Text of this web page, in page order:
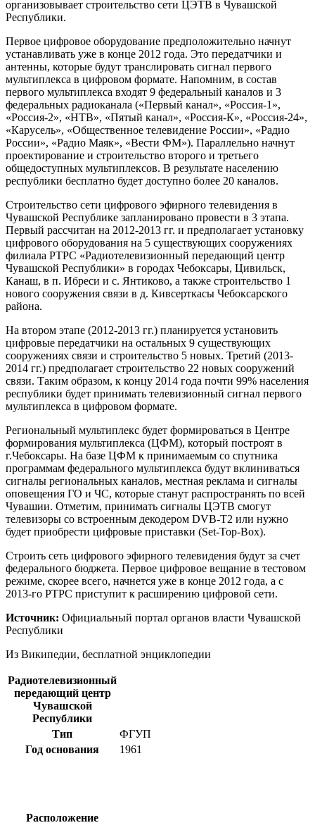
организовывает строительство сети ЦЭТВ в Чувашской
Республики.
Первое цифровое оборудование предположительно начнут
устанавливать уже в конце 2012 года. Это передатчики и
антенны, которые будут транслировать сигнал первого
мультиплекса в цифровом формате. Напомним, в состав
первого мультиплекса входят 9 федеральный каналов и 3
федеральных радиоканала («Первый канал», «Россия-1»,
«Россия-2», «НТВ», «Пятый канал», «Россия-К», «Россия-24»,
«Карусель», «Общественное телевидение России», «Радио
России», «Радио Маяк», «Вести ФМ»). Параллельно начнут
проектирование и строительство второго и третьего
общедоступных мультиплексов. В результате населению
республики бесплатно будет доступно более 20 каналов.
Строительство сети цифрового эфирного телевидения в
Чувашской Республике запланировано провести в 3 этапа.
Первый рассчитан на 2012-2013 гг. и предполагает установку
цифрового оборудования на 5 существующих сооружениях
филиала РТРС «Радиотелевизионный передающий центр
Чувашской Республики» в городах Чебоксары, Цивильск,
Канаш, в п. Ибреси и с. Янтиково, а также строительство 1
нового сооружения связи в д. Кивсерткасы Чебоксарского
района.
На втором этапе (2012-2013 гг.) планируется установить
цифровые передатчики на остальных 9 существующих
сооружениях связи и строительство 5 новых. Третий (2013-
2014 гг.) предполагает строительство 22 новых сооружений
связи. Таким образом, к концу 2014 года почти 99% населения
республики будет принимать телевизионный сигнал первого
мультиплекса в цифровом формате.
Региональный мультиплекс будет формироваться в Центре
формирования мультиплекса (ЦФМ), который построят в
г.Чебоксары. На базе ЦФМ к принимаемым со спутника
программам федерального мультиплекса будут вклиниваться
сигналы региональных каналов, местная реклама и сигналы
оповещения ГО и ЧС, которые станут распространять по всей
Чувашии. Отметим, принимать сигналы ЦЭТВ смогут
телевизоры со встроенным декодером DVB-T2 или нужно
будет приобрести цифровые приставки (Set-Top-Box).
Строить сеть цифрового эфирного телевидения будут за счет
федерального бюджета. Первое цифровое вещание в тестовом
режиме, скорее всего, начнется уже в конце 2012 года, а с
2013-го РТРС приступит к расширению цифровой сети.
Источник: Официальный портал органов власти Чувашской
Республики
Из Википедии, бесплатной энциклопедии
Радиотелевизионный
передающий центр
Чувашской
Республики
Тип
ФГУП
Год основания
1961
Расположение